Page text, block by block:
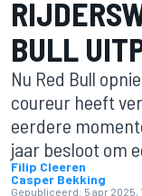
BULL
Nu Red Bull
coureur heeft
eerdere
jaar besloot om
Filip Cleeren
Casper Bekking
Gepubliceerd: 5 apr 2025,